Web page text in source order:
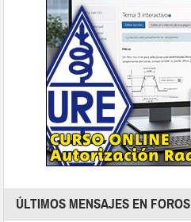
ÚLTIMOS MENSAJES EN FOROS